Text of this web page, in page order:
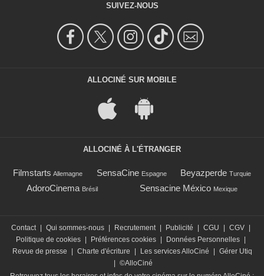
SUIVEZ-NOUS
ALLOCINÉ SUR MOBILE
ALLOCINÉ À L'ÉTRANGER
Filmstarts Allemagne SensaCine Espagne Beyazperde Turquie
AdoroCinema Brésil Sensacine México Mexique
Contact | Qui sommes-nous | Recrutement | Publicité | CGU | CGV |
Politique de cookies | Préférences cookies | Données Personnelles |
Revue de presse
| Charte d'écriture | Les services AlloCiné | Gérer Utiq
| ©AlloCiné